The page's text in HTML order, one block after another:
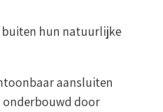
buiten hun natuurlijke
aansluiten
onderbouwd door